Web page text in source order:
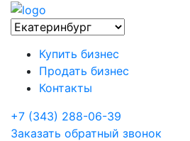
Купить бизнес
Продать бизнес
Контакты
+7 (343) 288-06-39
Заказать обратный звонок